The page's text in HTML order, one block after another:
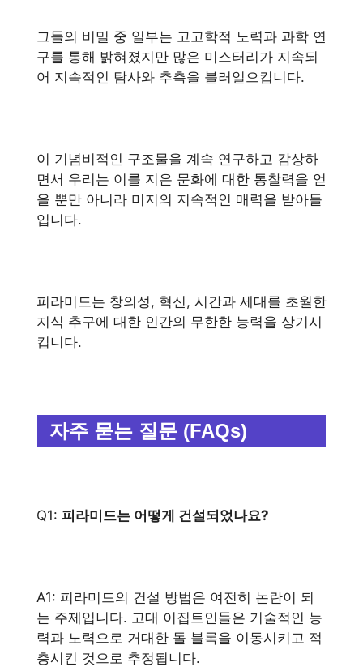
그들의 비밀 중 일부는 고고학적 노력과 과학 연
구를 통해 밝혀졌지만 많은 미스터리가 지속되
어 지속적인 탐사와 추측을 불러일으킵니다.
이 기념비적인 구조물을 계속 연구하고 감상하
면서 우리는 이를 지은 문화에 대한 통찰력을 얻
을 뿐만 아니라 미지의 지속적인 매력을 받아들
입니다.
피라미드는 창의성, 혁신, 시간과 세대를 초월한
지식 추구에 대한 인간의 무한한 능력을 상기시
킵니다.
자주 묻는 질문 (FAQs)
Q1: 피라미드는 어떻게 건설되었나요?
A1: 피라미드의 건설 방법은 여전히 논란이 되
는 주제입니다. 고대 이집트인들은 기술적인 능
력과 노력으로 거대한 돌 블록을 이동시키고 적
층시킨 것으로 추정됩니다.